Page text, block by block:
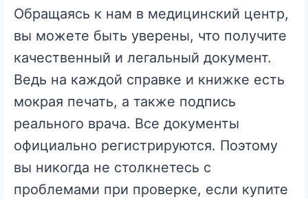
Обращаясь к нам в медицинский центр,
вы можете быть уверены, что получите
качественный и легальный документ.
Ведь на каждой справке и книжке есть
мокрая печать, а также подпись
реального врача. Все документы
официально регистрируются. Поэтому
вы никогда не столкнетесь с
проблемами при проверке, если купите